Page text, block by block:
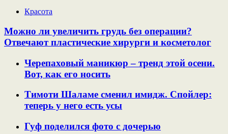
Красота
Можно ли увеличить грудь без операции?
Отвечают пластические хирурги и косметолог
Черепаховый маникюр – тренд этой осени.
Вот, как его носить
Тимоти Шаламе сменил имидж. Спойлер:
теперь у него есть усы
Гуф поделился фото с дочерью